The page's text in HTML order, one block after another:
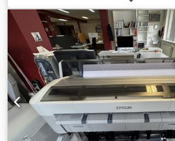
Magenta vivo, Amarillo Tamaño mínimo
Configuración de inyectores 360
inyectores por color Resolución de
ppp Tamaños de papel A0, A1, A2
(29,7x42,0 cm), A4 (21,0x29,7 cm), B1
(51,4x72,8 cm), DIN B3, DIN B4, 17
44 pulgadas Márgenes - modo hoja
3 mm (derecha), 14 mm (abajo), 3 mm
del papel 0,08 mm - 1,5 mm Dúplex:
otras especificaciones: Con soporte de
Codpfepitkrjx Ag Tsha